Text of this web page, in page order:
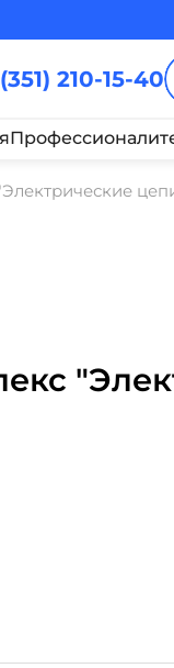
210-15-40